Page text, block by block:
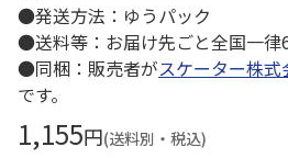
●発送方法：ゆうパック
●送料等：お届け先ごと全国一律
●同梱：販売者がスケーター株式
です。
1,155円(送料別・税込)